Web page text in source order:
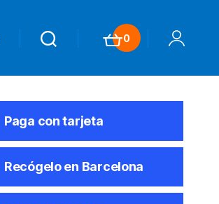
Search
0
Paga con tarjeta
Recógelo en Barcelona